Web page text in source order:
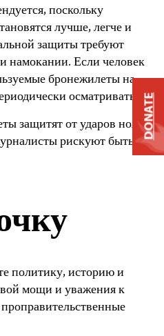
поскольку
лучше, легче и
защиты требуют
намокании. Если человек
бронежилеты на
осматриваться.
защитят от ударов ножом,
рискуют быть
политику, историю и
мощи и уважения к
DONATE